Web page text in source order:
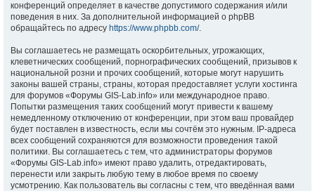
конференций определяет в качестве допустимого содержания и/или
поведения в них. За дополнительной информацией о phpBB
обращайтесь по адресу https://www.phpbb.com/.
Вы соглашаетесь не размещать оскорбительных, угрожающих,
клеветнических сообщений, порнографических сообщений, призывов к
национальной розни и прочих сообщений, которые могут нарушить
законы вашей страны, страны, которая предоставляет услуги хостинга
для форумов «Форумы GIS-Lab.info» или международное право.
Попытки размещения таких сообщений могут привести к вашему
немедленному отключению от конференции, при этом ваш провайдер
будет поставлен в известность, если мы сочтём это нужным. IP-адреса
всех сообщений сохраняются для возможности проведения такой
политики. Вы соглашаетесь с тем, что администраторы форумов
«Форумы GIS-Lab.info» имеют право удалить, отредактировать,
перенести или закрыть любую тему в любое время по своему
усмотрению. Как пользователь вы согласны с тем, что введённая вами